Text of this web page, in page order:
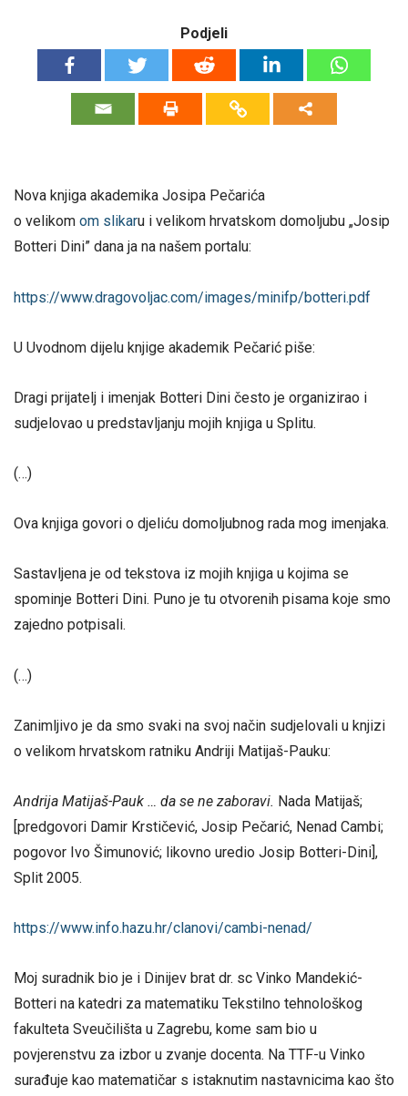
Podjeli
Nova knjiga akademika Josipa Pečarića
o velikom om slikaru i velikom hrvatskom domoljubu „Josip
Botteri Dini” dana ja na našem portalu:
https://www.dragovoljac.com/images/minifp/botteri.pdf
U Uvodnom dijelu knjige akademik Pečarić piše:
Dragi prijatelj i imenjak Botteri Dini često je organizirao i
sudjelovao u predstavljanju mojih knjiga u Splitu.
(…)
Ova knjiga govori o djeliću domoljubnog rada mog imenjaka.
Sastavljena je od tekstova iz mojih knjiga u kojima se
spominje Botteri Dini. Puno je tu otvorenih pisama koje smo
zajedno potpisali.
(…)
Zanimljivo je da smo svaki na svoj način sudjelovali u knjizi
o velikom hrvatskom ratniku Andriji Matijaš-Pauku:
Andrija Matijaš-Pauk … da se ne zaboravi. Nada Matijaš;
[predgovori Damir Krstičević, Josip Pečarić, Nenad Cambi;
pogovor Ivo Šimunović; likovno uredio Josip Botteri-Dini],
Split 2005.
https://www.info.hazu.hr/clanovi/cambi-nenad/
Moj suradnik bio je i Dinijev brat dr. sc Vinko Mandekić-
Botteri na katedri za matematiku Tekstilno tehnološkog
fakulteta Sveučilišta u Zagrebu, kome sam bio u
povjerenstvu za izbor u zvanje docenta. Na TTF-u Vinko
surađuje kao matematičar s istaknutim nastavnicima kao što